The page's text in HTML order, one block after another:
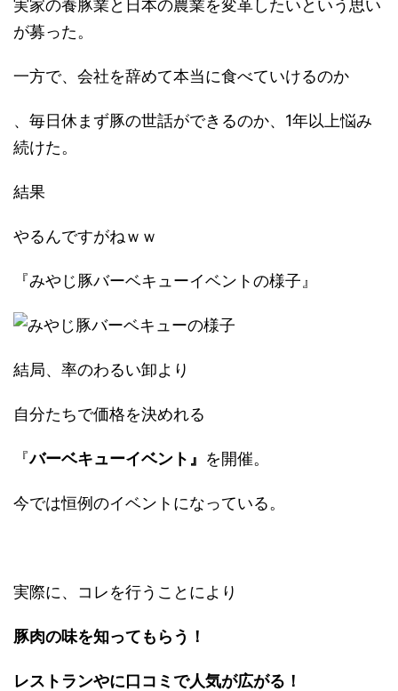
実家の養豚業と日本の農業を変革したいという思い
が募った。
一方で、会社を辞めて本当に食べていけるのか
、毎日休まず豚の世話ができるのか、1年以上悩み
続けた。
結果
やるんですがねｗｗ
『みやじ豚バーベキューイベントの様子』
結局、率のわるい卸より
自分たちで価格を決めれる
『バーベキューイベント』 を開催。
今では恒例のイベントになっている。
実際に、コレを行うことにより
豚肉の味を知ってもらう！
レストランやに口コミで人気が広がる！